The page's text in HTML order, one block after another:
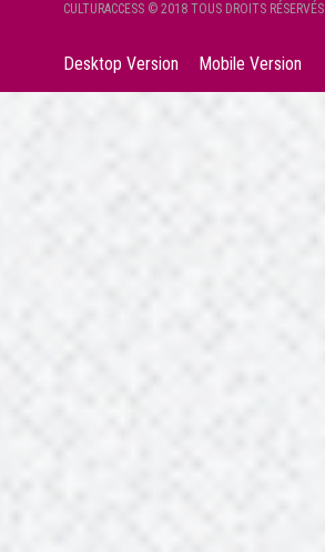
CULTURACCESS © 2018 TOUS DROITS RÉSERVÉS
Desktop Version Mobile Version